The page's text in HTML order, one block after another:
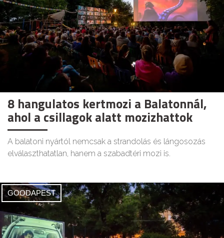
8 hangulatos kertmozi a Balatonnál,
ahol a csillagok alatt mozizhattok
A balatoni nyártól nemcsak a strandolás és lángosozás
elválaszthatatlan, hanem a szabadtéri mozi is.
GOODAPEST